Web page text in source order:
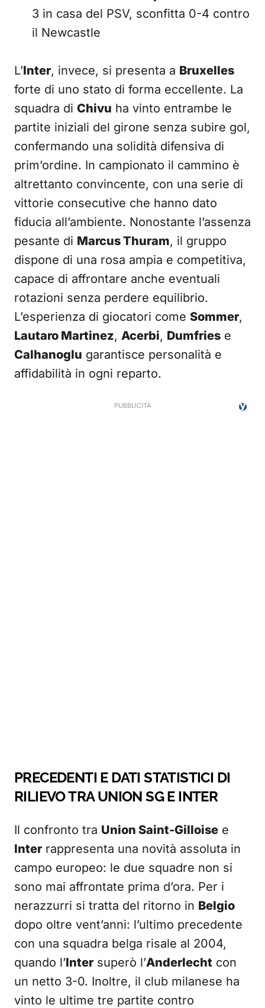
3 in casa del PSV, sconfitta 0-4 contro
il Newcastle
L’Inter, invece, si presenta a Bruxelles
forte di uno stato di forma eccellente. La
squadra di Chivu ha vinto entrambe le
partite iniziali del girone senza subire gol,
confermando una solidità difensiva di
prim’ordine. In campionato il cammino è
altrettanto convincente, con una serie di
vittorie consecutive che hanno dato
fiducia all’ambiente. Nonostante l’assenza
pesante di Marcus Thuram, il gruppo
dispone di una rosa ampia e competitiva,
capace di affrontare anche eventuali
rotazioni senza perdere equilibrio.
L’esperienza di giocatori come Sommer,
Lautaro Martinez, Acerbi, Dumfries e
Calhanoglu garantisce personalità e
affidabilità in ogni reparto.
PRECEDENTI E DATI STATISTICI DI
RILIEVO TRA UNION SG E INTER
Il confronto tra Union Saint-Gilloise e
Inter rappresenta una novità assoluta in
campo europeo: le due squadre non si
sono mai affrontate prima d’ora. Per i
nerazzurri si tratta del ritorno in Belgio
dopo oltre vent’anni: l’ultimo precedente
con una squadra belga risale al 2004,
quando l’Inter superò l’Anderlecht con
un netto 3-0. Inoltre, il club milanese ha
vinto le ultime tre partite contro